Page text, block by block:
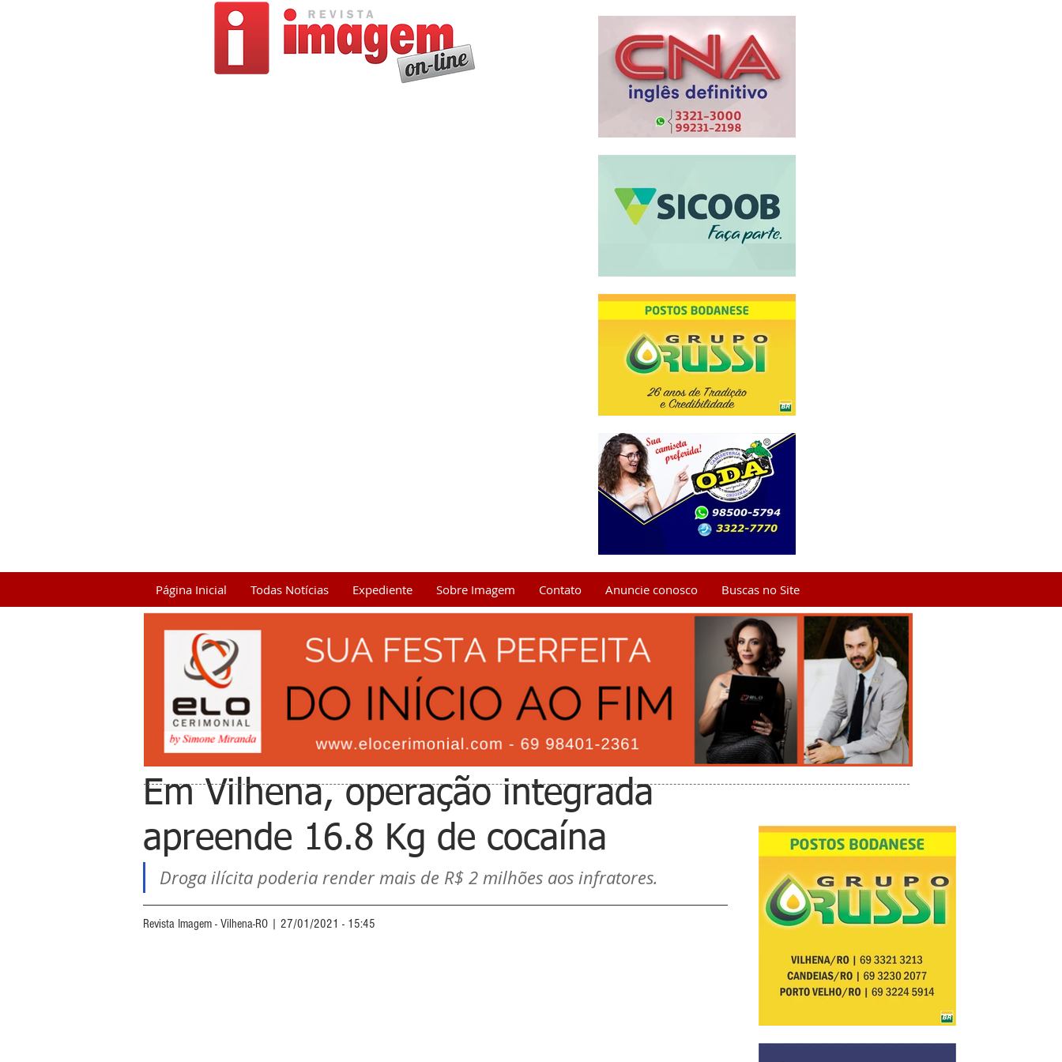
Página Inicial Todas Notícias Expediente Sobre Imagem Contato Anuncie conosco Buscas no Site
Em Vilhena, operação integrada
apreende 16.8 Kg de cocaína
Droga ilícita poderia render mais de R$ 2 milhões aos infratores.
Revista Imagem - Vilhena-RO | 27/01/2021 - 15:45